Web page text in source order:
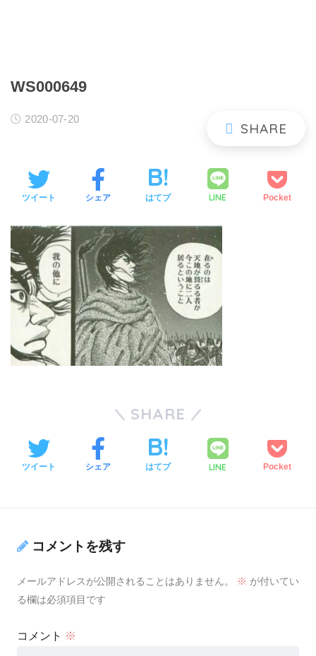
WS000649
2020-07-20
ツイート シェア はてブ LINE Pocket
SHARE
ツイート シェア はてブ LINE Pocket
コメントを残す
メールアドレスが公開されることはありません。 ※ が付いてい
る欄は必須項目です
コメント ※